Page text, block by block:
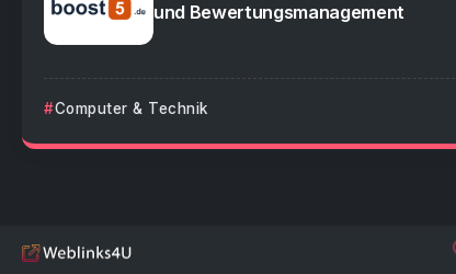
und Bewertungsmanagement
Computer & Technik